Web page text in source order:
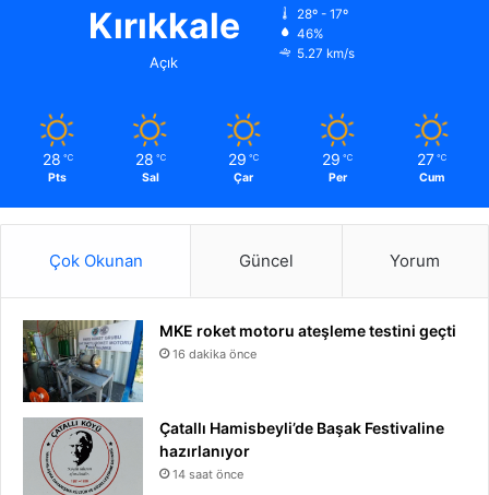
Kırıkkale
Açık
28º - 17º
46%
5.27 km/s
28 ℃
Pts
28 ℃
Sal
29 ℃
Çar
29 ℃
Per
27 ℃
Cum
Çok Okunan Güncel Yorum
MKE roket motoru ateşleme testini geçti
16 dakika önce
Çatallı Hamisbeyli’de Başak Festivaline
hazırlanıyor
14 saat önce